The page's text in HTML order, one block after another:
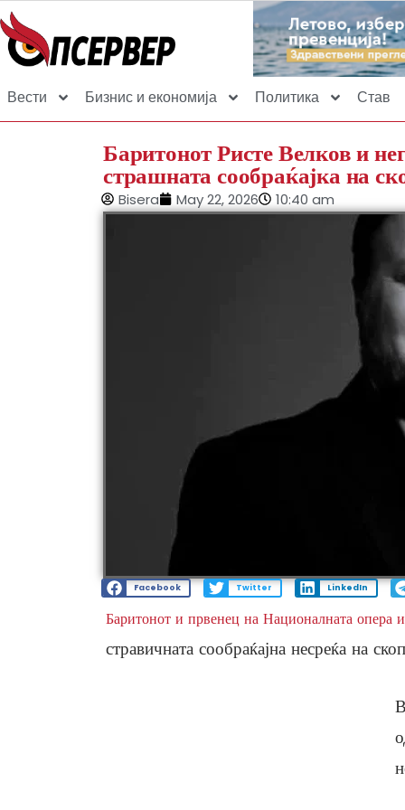
Вести Бизнис и економија Политика Став
Баритонот Ристе Велков и
страшната сообраќајка на
Bisera May 22, 2026 10:40 am
Facebook Twitter LinkedIn
Баритонот и првенец на Националната опера
стравичната сообраќајна несреќа на